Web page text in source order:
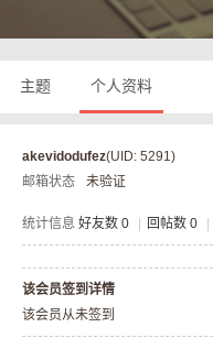
主题 个人资料
akevidodufez(UID: 5291)
邮箱状态
未验证
统计信息 好友数 0 回帖数 0
该会员签到详情
该会员从未签到